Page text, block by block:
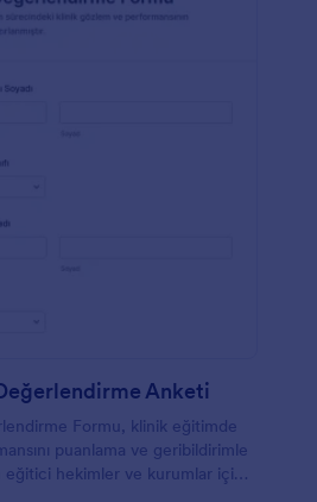
Anketi
Formu, klinik eğitimde
puanlama ve geribildirimle
hekimler ve kurumlar için